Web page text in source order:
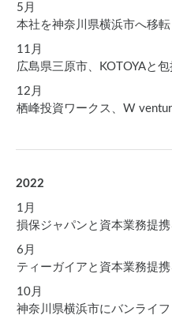
5月
本社を神奈川県横浜市へ移転
11月
広島県三原市、KOTOYAと
12月
栖峰投資ワークス、W
2022
1月
損保ジャパンと資本業務提
6月
ティーガイアと資本業務提
10月
神奈川県横浜市にバンライ